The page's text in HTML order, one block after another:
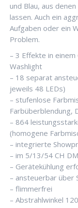
und Blau, aus
lassen. Auch ein
Aufgaben oder ein
Problem.
– 3 Effekte in
Washlight
– 18 separat
jeweils 48 LEDs)
– stufenlose
Farbüberblendung,
– 864
(homogene
– integrierte
– im 5/13/54 CH
– Gerätekühlung
– ansteuerbar über
– flimmerfrei
– Abstrahlwinkel